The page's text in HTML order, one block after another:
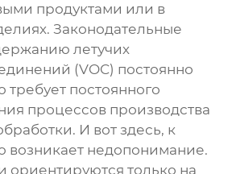
продуктами или в
Законодательные
летучих
(VOC) постоянно
требует постоянного
процессов производства
И вот здесь, к
возникает недопонимание.
ориентируются только на